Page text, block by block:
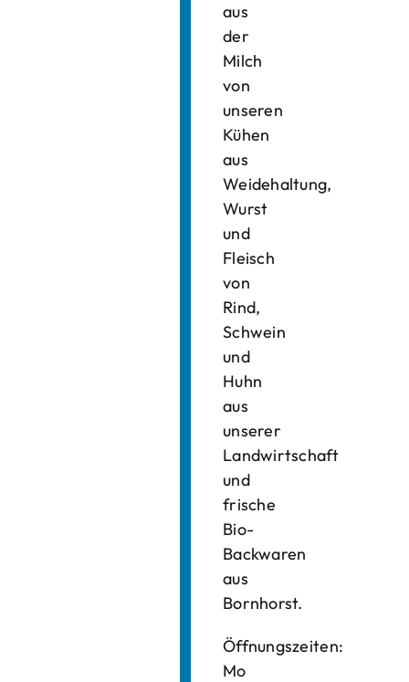
aus
der
Milch
von
unseren
Kühen
aus
Weidehaltung,
Wurst
und
Fleisch
von
Rind,
Schwein
und
Huhn
aus
unserer
Landwirtschaft
und
frische
Bio-
Backwaren
aus
Bornhorst.
Öffnungszeiten:
Mo